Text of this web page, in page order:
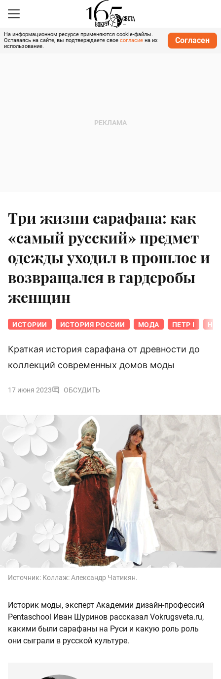
На информационном ресурсе применяются cookie-файлы.
Оставаясь на сайте, вы подтверждаете свое согласие на их
использование.
Согласен
Три жизни сарафана: как
«самый русский» предмет
одежды уходил в прошлое и
возвращался в гардеробы
женщин
ИСТОРИИ ИСТОРИЯ РОССИИ МОДА ПЕТР I
Краткая история сарафана от древности до
коллекций современных домов моды
17 июня 2023 ОБСУДИТЬ
Источник: Коллаж: Александр Чатикян.
Историк моды, эксперт Академии дизайн-профессий
Pentaschool Иван Шуринов рассказал Vokrugsveta.ru,
какими были сарафаны на Руси и какую роль роль
они сыграли в русской культуре.